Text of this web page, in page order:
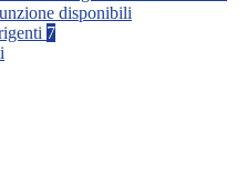
disponibili
7